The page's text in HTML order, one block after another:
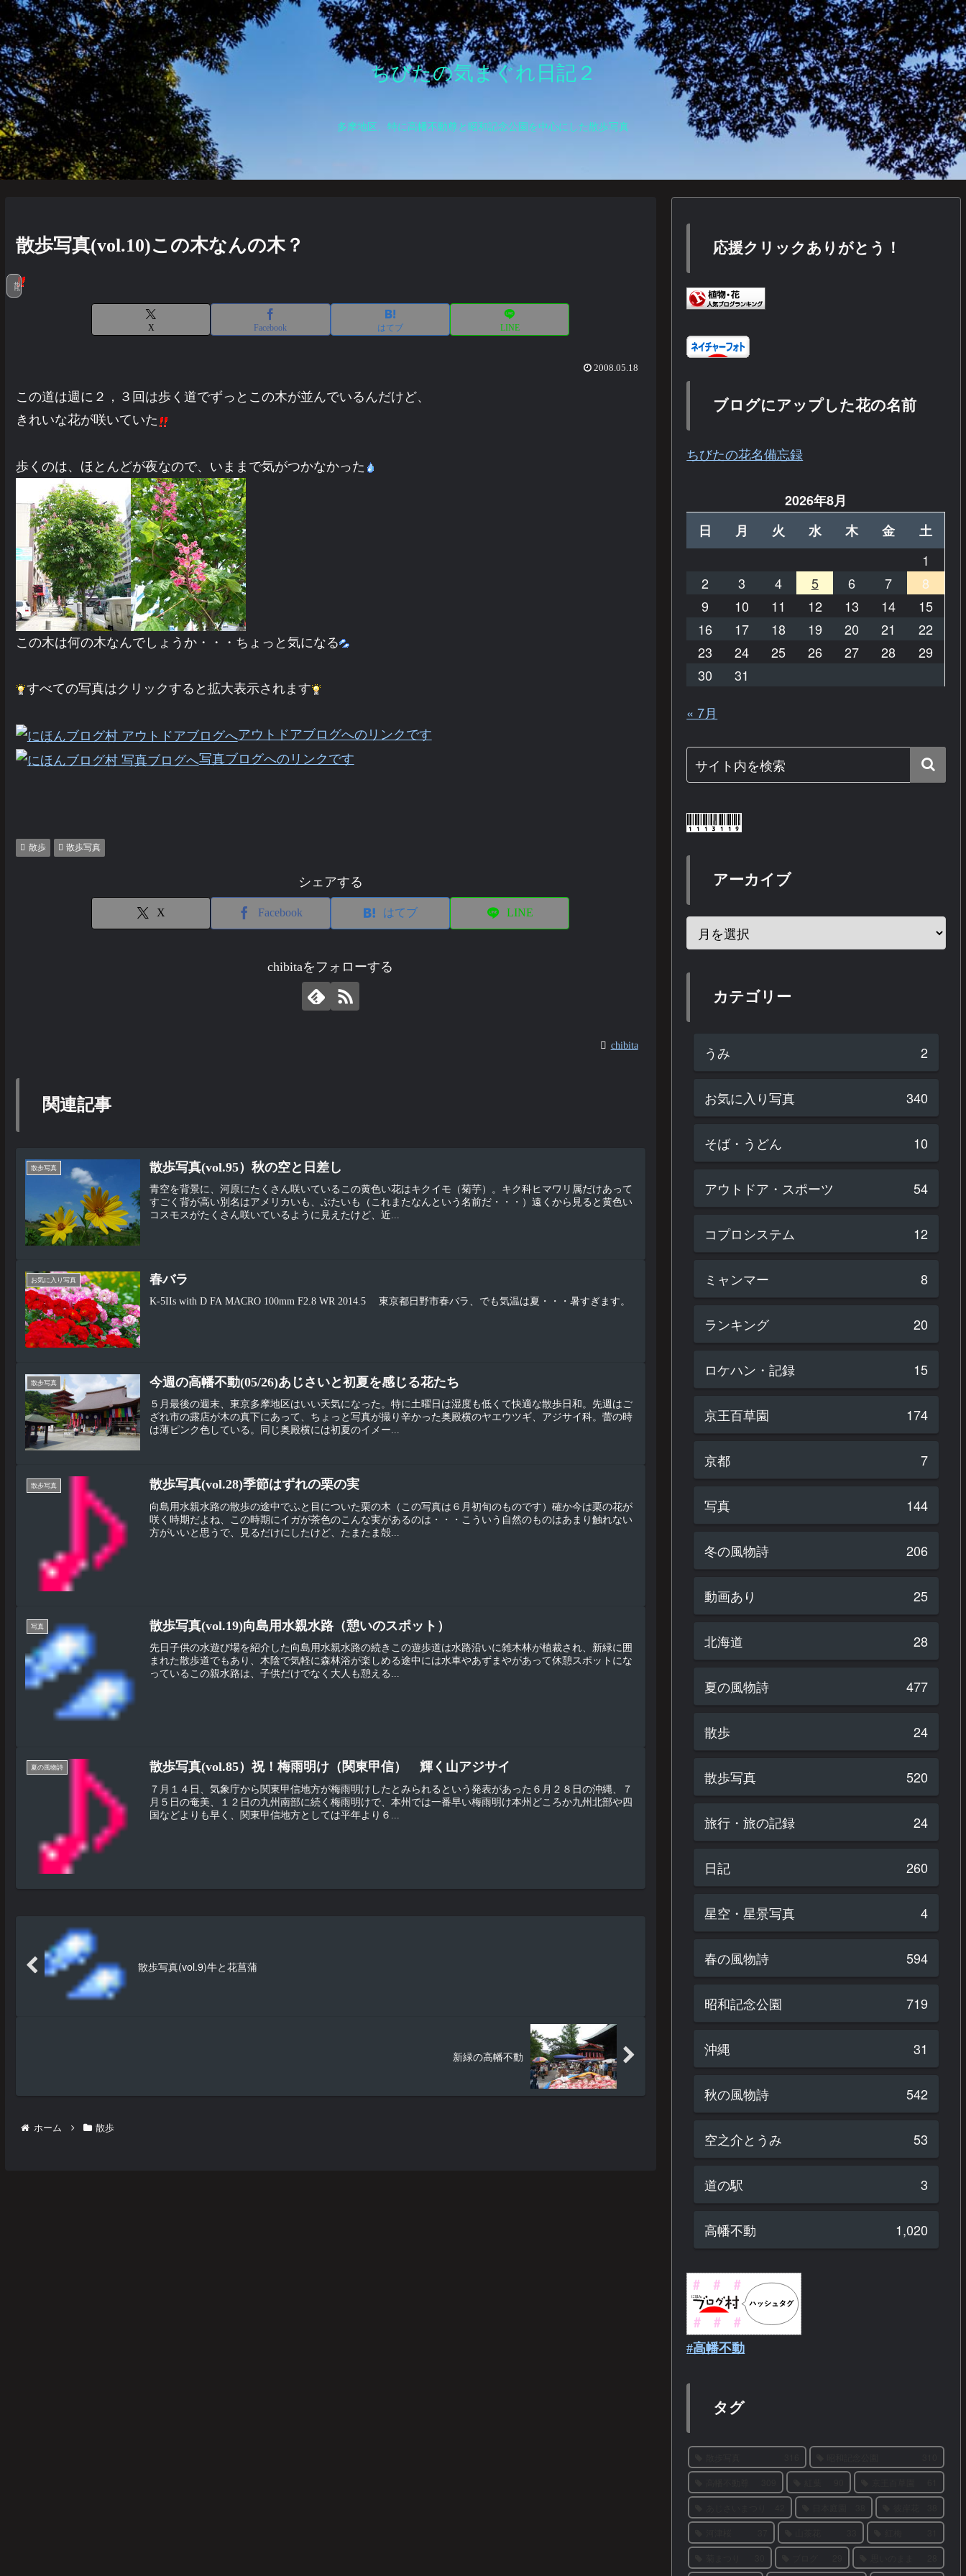
ちびたの気まぐれ日記２
多摩地区、特に高幡不動尊と昭和記念公園を中心にした散歩写真
散歩写真(vol.10)この木なんの木？
散歩
X Facebook はてブ LINE
2008.05.18
この道は週に２，３回は歩く道でずっとこの木が並んでいるんだけど、
きれいな花が咲いていた
歩くのは、ほとんどが夜なので、いままで気がつかなかった
この木は何の木なんでしょうか・・・ちょっと気になる
すべての写真はクリックすると拡大表示されます
アウトドアブログへのリンクです
写真ブログへのリンクです
散歩 散歩写真
シェアする
X Facebook はてブ LINE
chibitaをフォローする
chibita
関連記事
散歩写真 散歩写真(vol.95）秋の空と日差し
青空を背景に、河原にたくさん咲いているこの黄色い花はキクイモ（菊芋）。キク科ヒマワリ属だけあって
すごく背が高い別名はアメリカいも、ぶたいも（これまたなんという名前だ・・・）遠くから見ると黄色い
コスモスがたくさん咲いているように見えたけど、近...
お気に入り写真 春バラ
K-5IIs with D FA MACRO 100mm F2.8 WR 2014.5 東京都日野市春バラ、でも気温は夏・・・暑すぎます。
散歩写真 今週の高幡不動(05/26)あじさいと初夏を感じる花たち
５月最後の週末、東京多摩地区はいい天気になった。特に土曜日は湿度も低くて快適な散歩日和。先週はご
ざれ市の露店が木の真下にあって、ちょっと写真が撮り辛かった奥殿横のヤエウツギ、アジサイ科。蕾の時
は薄ピンク色している。同じ奥殿横には初夏のイメー...
散歩写真 散歩写真(vol.28)季節はずれの栗の実
向島用水親水路の散歩の途中でふと目についた栗の木（この写真は６月初旬のものです）確か今は栗の花が
咲く時期だよね、この時期にイガが茶色のこんな実があるのは・・・こういう自然のものはあまり触れない
方がいいと思うで、見るだけにしたけど、たまたま殻...
写真 散歩写真(vol.19)向島用水親水路（憩いのスポット）
先日子供の水遊び場を紹介した向島用水親水路の続きこの遊歩道は水路沿いに雑木林が植裁され、新緑に囲
まれた散歩道でもあり、木陰で気軽に森林浴が楽しめる途中には水車やあずまやがあって休憩スポットにな
っているこの親水路は、子供だけでなく大人も憩える...
夏の風物詩 散歩写真(vol.85）祝！梅雨明け（関東甲信） 輝く山アジサイ
７月１４日、気象庁から関東甲信地方が梅雨明けしたとみられるという発表があった６月２８日の沖縄、７
月５日の奄美、１２日の九州南部に続く梅雨明けで、本州では一番早い梅雨明け本州どころか九州北部や四
国などよりも早く、関東甲信地方としては平年より６...
散歩写真(vol.9)牛と花菖蒲
新緑の高幡不動
ホーム 散歩
応援クリックありがとう！
ブログにアップした花の名前
ちびたの花名備忘録
2026年8月
日
月 火 水 木 金
土
1
2
3 4 5 6 7
8
9
10 11 12 13 14
15
16
17 18 19 20 21
22
23
24 25 26 27 28
29
30
31
« 7月
アーカイブ
カテゴリー
うみ 2
お気に入り写真 340
そば・うどん 10
アウトドア・スポーツ 54
コプロシステム 12
ミャンマー 8
ランキング 20
ロケハン・記録 15
京王百草園 174
京都 7
写真 144
冬の風物詩 206
動画あり 25
北海道 28
夏の風物詩 477
散歩 24
散歩写真 520
旅行・旅の記録 24
日記 260
星空・星景写真 4
春の風物詩 594
昭和記念公園 719
沖縄 31
秋の風物詩 542
空之介とうみ 53
道の駅 3
高幡不動 1,020
#高幡不動
タグ